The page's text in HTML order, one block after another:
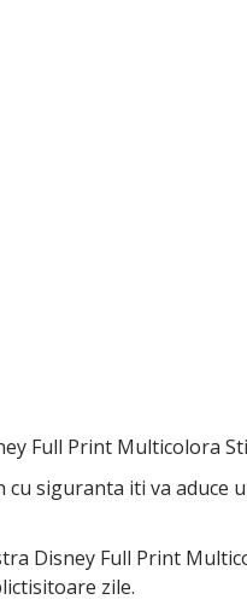
Full Print Multicolora
siguranta iti va aduce
Disney Full Print
zile.